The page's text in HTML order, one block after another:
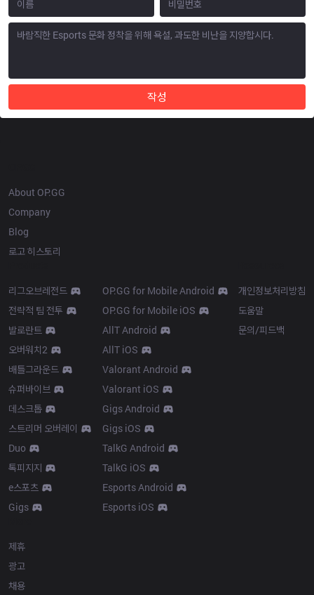
작성
About OP.GG
Company
Blog
로고 히스토리
리그오브레전드
전략적 팀 전투
발로란트
오버워치2
배틀그라운드
슈퍼바이브
데스크톱
스트리머 오버레이
Duo
톡피지지
e스포츠
Gigs
OP.GG for Mobile Android
OP.GG for Mobile iOS
AllT Android
AllT iOS
Valorant Android
Valorant iOS
Gigs Android
Gigs iOS
TalkG Android
TalkG iOS
Esports Android
Esports iOS
개인정보처리방침
도움말
문의/피드백
제휴
광고
채용